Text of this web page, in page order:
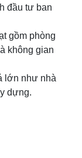
đầu tư ban
gồm phòng
không gian
lớn như nhà
dựng.